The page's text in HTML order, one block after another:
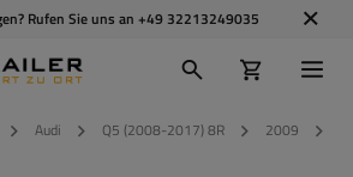
Rufen Sie uns an +49 32213249035
Audi Q5 (2008-2017) 8R 2009